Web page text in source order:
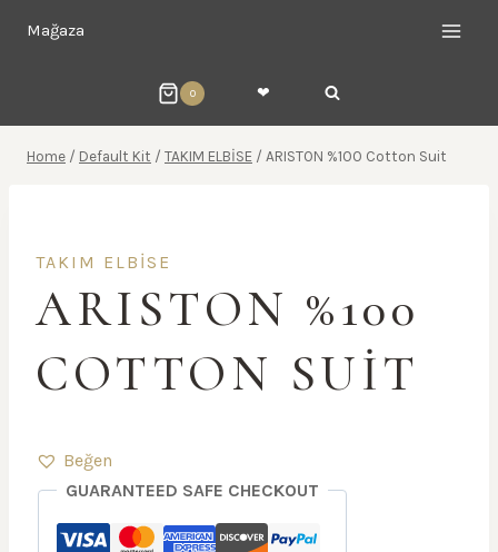
Mağaza
0 ❤︎
Home / Default Kit / TAKIM ELBİSE / ARISTON %100 Cotton Suit
TAKIM ELBİSE
ARISTON %100
COTTON SUIT
Beğen
GUARANTEED SAFE CHECKOUT